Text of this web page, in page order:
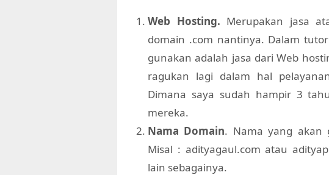
Web Hosting. Merupakan jasa
domain .com nantinya. Dalam
gunakan adalah jasa dari Web
ragukan lagi dalam hal
Dimana saya sudah hampir 3
mereka.
Nama Domain. Nama yang akan
Misal : adityagaul.com atau
lain sebagainya.